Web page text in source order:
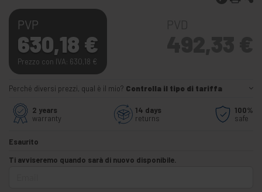
PVP
630,18 €
Prezzo con IVA: 630,18 €
Perché diversi prezzi, qual è il mio? Controlla il tipo di tariffa
2 years
warranty
14 days
returns
100%
safe
Esaurito
Ti avviseremo quando sarà di nuovo disponibile.